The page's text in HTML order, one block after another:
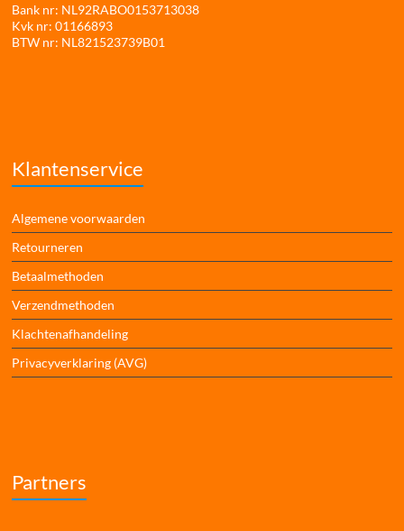
Bank nr: NL92RABO0153713038
Kvk nr: 01166893
BTW nr: NL821523739B01
Klantenservice
Algemene voorwaarden
Retourneren
Betaalmethoden
Verzendmethoden
Klachtenafhandeling
Privacyverklaring (AVG)
Partners